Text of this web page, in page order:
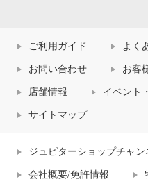
ご利用ガイド よく
お問い合わせ お客
店舗情報 イベント
サイトマップ
ジュピターショップチャ
会社概要/免許情報